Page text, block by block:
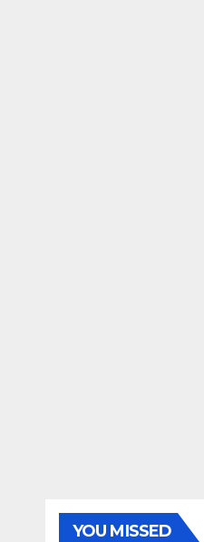
YOU MISSED